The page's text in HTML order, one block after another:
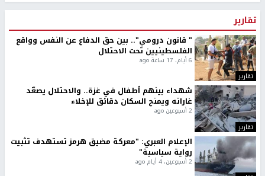
تقارير
تقارير
" قانون درومي".. بين حق الدفاع عن النفس وواقع
الفلسطينيين تحت الاحتلال
6 أيام، 17 ساعة ago
تقارير
شهداء بينهم أطفال في غزة.. والاحتلال يصعّد
غاراته ويمنح السكان دقائق للإخلاء
2 أسبوعين ago
الإعلام العبري: "معركة مضيق هرمز تستهدف تثبيت
رواية سياسية"
2 أسبوعين، 4 أيام ago